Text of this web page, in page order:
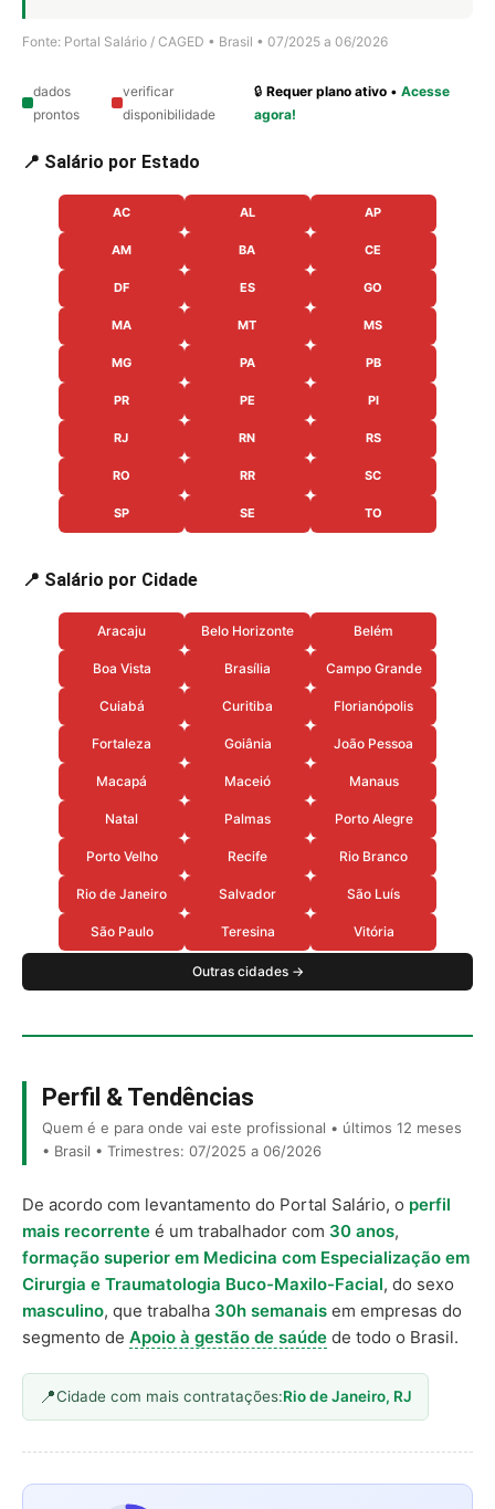
Fonte: Portal Salário / CAGED • Brasil • 07/2025 a 06/2026
dados
prontos
verificar
disponibilidade
🔒Requer plano ativo •Acesse
agora!
📍 Salário por Estado
AC AL AP
AM BA CE
DF ES GO
MA MT MS
MG PA PB
PR PE PI
RJ RN RS
RO RR SC
SP SE TO
📍 Salário por Cidade
Aracaju Belo Horizonte Belém
Boa Vista Brasília Campo Grande
Cuiabá Curitiba Florianópolis
Fortaleza Goiânia João Pessoa
Macapá Maceió Manaus
Natal Palmas Porto Alegre
Porto Velho Recife Rio Branco
Rio de Janeiro Salvador São Luís
São Paulo Teresina Vitória
Outras cidades →
Perfil & Tendências
Quem é e para onde vai este profissional • últimos 12 meses
• Brasil • Trimestres: 07/2025 a 06/2026
De acordo com levantamento do Portal Salário, o perfil
mais recorrente é um trabalhador com 30 anos,
formação superior em Medicina com Especialização em
Cirurgia e Traumatologia Buco-Maxilo-Facial, do sexo
masculino, que trabalha 30h semanais em empresas do
segmento de Apoio à gestão de saúde de todo o Brasil.
Cidade com mais contratações:Rio de Janeiro, RJ